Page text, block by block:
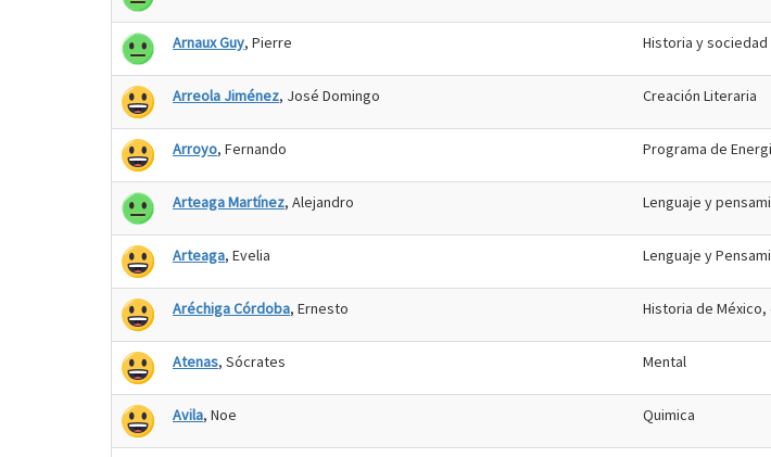
Arnaux Guy, Pierre Historia y
Arreola Jiménez, José Domingo Creación Literaria
Arroyo, Fernando Programa de
Arteaga Martínez, Alejandro Lenguaje y
Arteaga, Evelia Lenguaje y
Aréchiga Córdoba, Ernesto Historia de
Atenas, Sócrates Mental
Avila, Noe Quimica